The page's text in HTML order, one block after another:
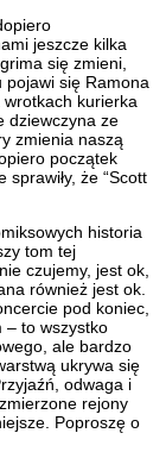
jeszcze kilka
się zmieni,
pojawi się Ramona
kurierka
dziewczyna ze
zmienia naszą
początek
że “Scott
historia
tom tej
czujemy, jest ok,
również jest ok.
pod koniec,
– to wszystko
ale bardzo
ukrywa się
odwaga i
rejony
Poproszę o